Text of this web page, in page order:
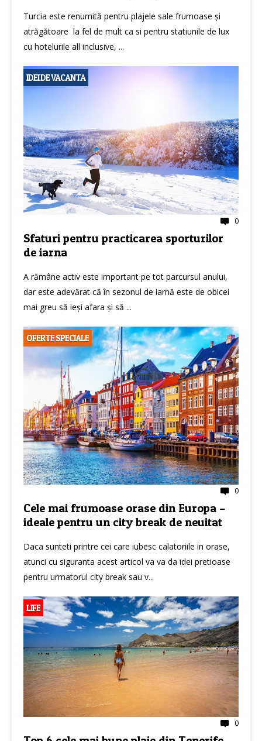
Turcia este renumită pentru plajele sale frumoase și
atrăgătoare la fel de mult ca si pentru statiunile de lux
cu hotelurile all inclusive, ...
IDEI DE VACANTA
0
Sfaturi pentru practicarea sporturilor
de iarna
A rămâne activ este important pe tot parcursul anului,
dar este adevărat că în sezonul de iarnă este de obicei
mai greu să ieși afara și să ...
OFERTE SPECIALE
0
Cele mai frumoase orase din Europa –
ideale pentru un city break de neuitat
Daca sunteti printre cei care iubesc calatoriile in orase,
atunci cu siguranta acest articol va va da idei pretioase
pentru urmatorul city break sau v...
LIFE
0